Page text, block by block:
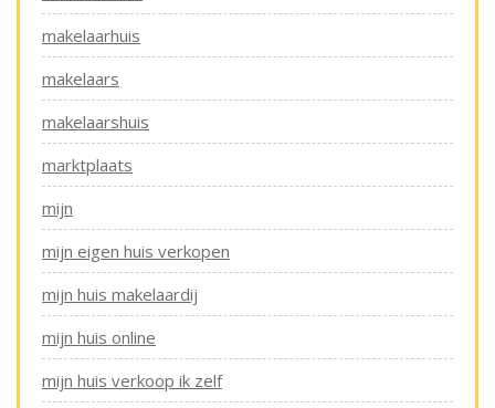
makelaarhuis
makelaars
makelaarshuis
marktplaats
mijn
mijn eigen huis verkopen
mijn huis makelaardij
mijn huis online
mijn huis verkoop ik zelf